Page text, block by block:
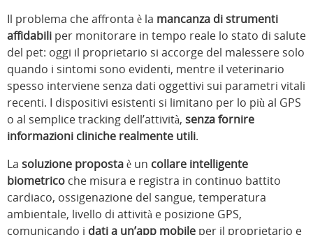
Il problema che affronta è la mancanza di strumenti
affidabili per monitorare in tempo reale lo stato di salute
del pet: oggi il proprietario si accorge del malessere solo
quando i sintomi sono evidenti, mentre il veterinario
spesso interviene senza dati oggettivi sui parametri vitali
recenti. I dispositivi esistenti si limitano per lo più al GPS
o al semplice tracking dell’attività, senza fornire
informazioni cliniche realmente utili.
La soluzione propostaè un collare intelligente
biometrico che misura e registra in continuo battito
cardiaco, ossigenazione del sangue, temperatura
ambientale, livello di attività e posizione GPS,
comunicando i dati a un’app mobile per il proprietario e